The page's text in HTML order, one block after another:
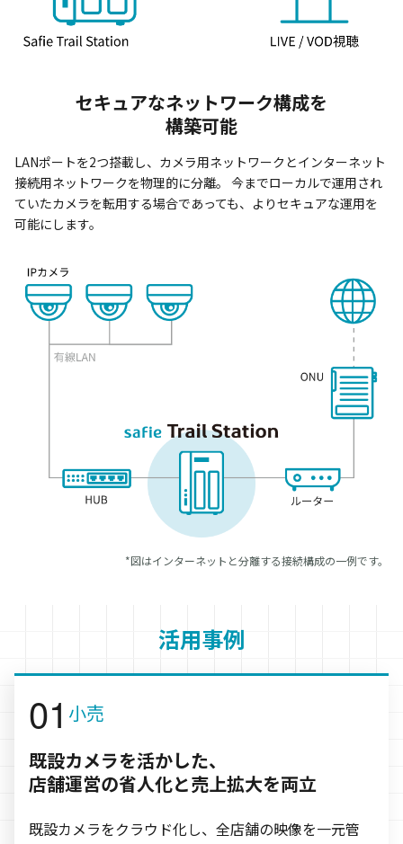
セキュアなネットワーク構成を
構築可能
LANポートを2つ搭載し、カメラ用ネットワークとインターネット
接続用ネットワークを物理的に分離。 今までローカルで運用され
ていたカメラを転用する場合であっても、よりセキュアな運用を
可能にします。
図はインターネットと分離する接続構成の一例です。
活用事例
小売
既設カメラを活かした、
店舗運営の省人化と売上拡大を両立
既設カメラをクラウド化し、全店舗の映像を一元管